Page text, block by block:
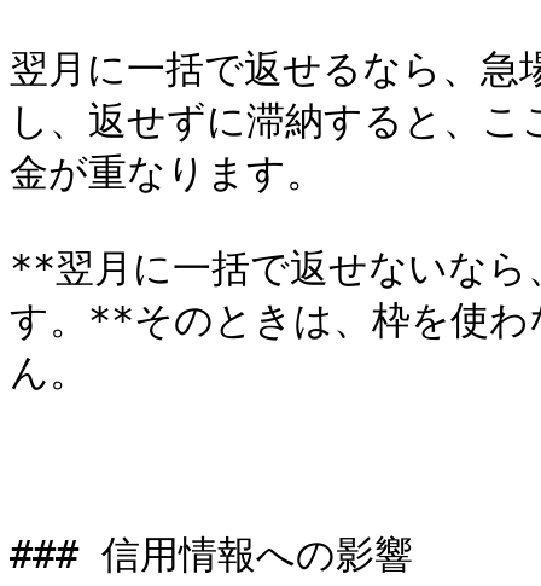
翌月に一括で返せるなら、
し、返せずに滞納すると、
金が重なります。
**翌月に一括で返せないなら
す。**そのときは、枠を使わ
ん。
### 信用情報への影響